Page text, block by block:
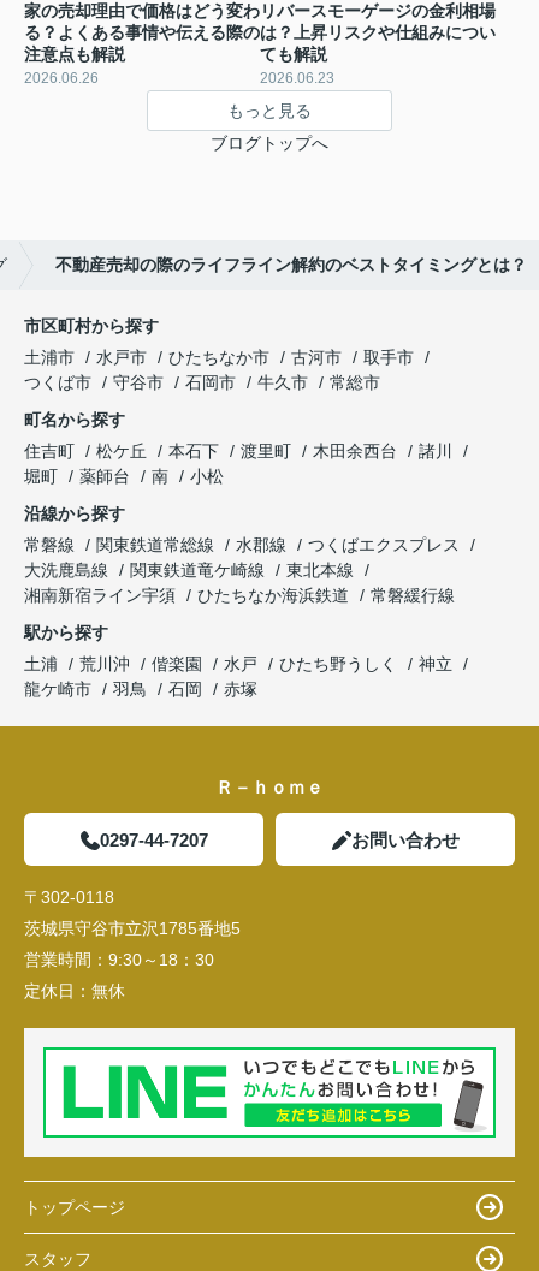
家の売却理由で価格はどう変わ
る？よくある事情や伝える際の
注意点も解説
2026.06.26
リバースモーゲージの金利相場
は？上昇リスクや仕組みについ
ても解説
2026.06.23
もっと見る
ブログトップへ
不動産売却の際のライフライン解約のベストタイミングとは？
市区町村から探す
土浦市
水戸市 ひたちなか市 古河市
取手市
つくば市
守谷市 石岡市 牛久市
常総市
町名から探す
住吉町
松ケ丘 本石下 渡里町 木田余西台
諸川
堀町
薬師台 南
小松
沿線から探す
常磐線
関東鉄道常総線 水郡線
つくばエクスプレス
大洗鹿島線
関東鉄道竜ケ崎線
東北本線
湘南新宿ライン宇須
ひたちなか海浜鉄道
常磐緩行線
駅から探す
土浦
荒川沖 偕楽園 水戸 ひたち野うしく
神立
龍ケ崎市
羽鳥 石岡 赤塚
Ｒ－ｈｏｍｅ
0297-44-7207 お問い合わせ
〒302-0118
茨城県守谷市立沢1785番地5
営業時間： 9:30～18：30
定休日： 無休
トップページ
スタッフ